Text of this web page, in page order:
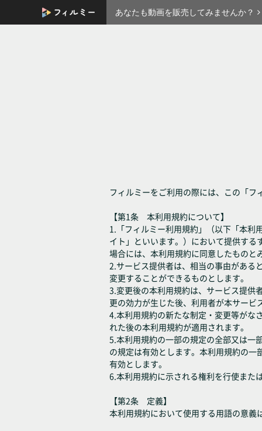
あなたも動画を販売してみませんか？
フィルミーをご利用の際には、この「
【第1条 本利用規約について】
1.「フィルミー利用規約」（以下「本利
イト」といいます。）において提供す
場合には、本利用規約に同意したものと
2.サービス提供者は、相当の事由がある
変更することができるものとします。
3.変更後の本利用規約は、サービス提供
更の効力が生じた後、利用者が本サー
4.本利用規約の新たな制定・変更等がな
れた後の本利用規約が適用されます。
5.本利用規約の一部の規定の全部又は一
の規定は有効とします。本利用規約の
有効とします。
6.本利用規約に示される権利を行使また
【第2条 定義】
本利用規約において使用する用語の意